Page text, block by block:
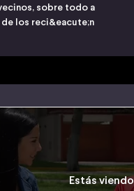
sobre todo a
de los reci&eacute;n
Estás viendo